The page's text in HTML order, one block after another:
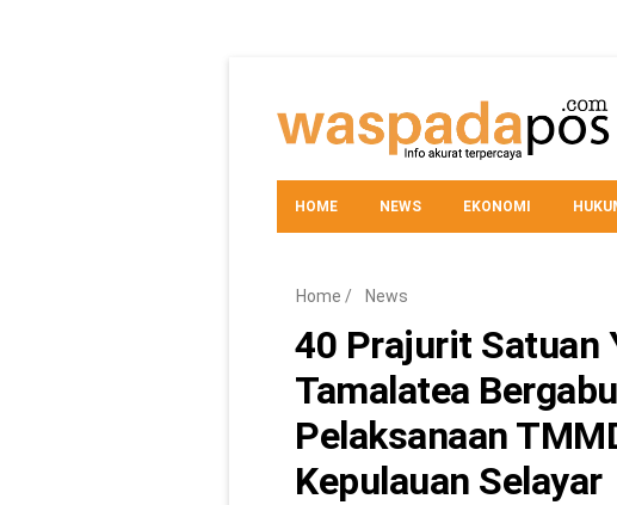
HOME NEWS EKONOMI
Home / News
40 Prajurit Satuan
Tamalatea
Pelaksanaan
Kepulauan Selayar